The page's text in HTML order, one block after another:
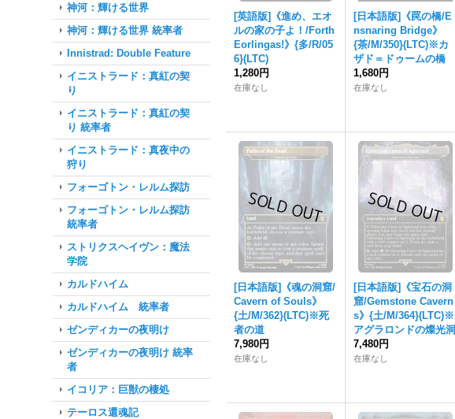
神河：輝ける世界
神河：輝ける世界 統率者
Innistrad: Double Feature
イニストラード：真紅の契
り
イニストラード：真紅の契
り 統率者
イニストラード：真夜中の
狩り
フォーゴトン・レルム探訪
フォーゴトン・レルム探訪
統率者
ストリクスヘイヴン：魔法
学院
カルドハイム
カルドハイム 統率者
ゼンディカーの夜明け
ゼンディカーの夜明け 統率
者
イコリア：巨獣の棲処
テーロス還魂記
[英語版]《進め、エオ
ルの家の子よ！/Forth
Eorlingas!》{多/R/05
6}(LTC)
1,280円
在庫なし
[日本語版]《罠の橋/E
nsnaring Bridge》
{茶/M/350}(LTC)※カ
ザド＝ドゥームの橋
1,680円
在庫なし
[日本語版]《魂の洞窟/
Cavern of Souls》
{土/M/362}(LTC)※死
者の道
7,980円
在庫なし
[日本語版]《宝石の洞
窟/Gemstone Cavern
s》{土/M/364}(LTC)※
アグラロンドの燦光洞
7,480円
在庫なし